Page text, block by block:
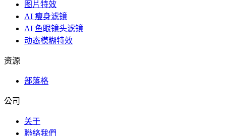
图片特效
AI 瘦身滤镜
AI 鱼眼镜头滤镜
动态模糊特效
资源
部落格
公司
关于
聯絡我們